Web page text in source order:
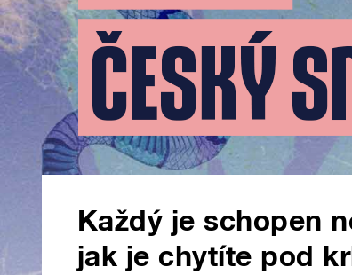
Každý je schopen
jak je chytíte pod